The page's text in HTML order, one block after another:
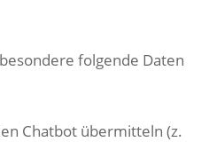
folgende Daten
Chatbot übermitteln (z.